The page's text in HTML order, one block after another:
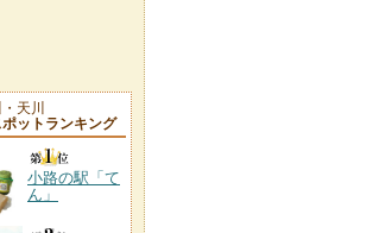
天川
ポットランキング
小路の駅「て
ん」